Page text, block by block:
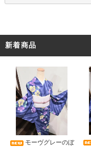
新着商品
モーヴグレーのぼ